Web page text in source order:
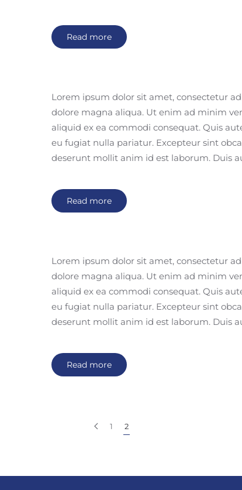
Read more
Lorem ipsum dolor sit amet, consectetur
dolore magna aliqua. Ut enim ad minim
aliquid ex ea commodi consequat. Quis
eu fugiat nulla pariatur. Excepteur sint
deserunt mollit anim id est laborum. Duis
Read more
Lorem ipsum dolor sit amet, consectetur
dolore magna aliqua. Ut enim ad minim
aliquid ex ea commodi consequat. Quis
eu fugiat nulla pariatur. Excepteur sint
deserunt mollit anim id est laborum. Duis
Read more
1 2